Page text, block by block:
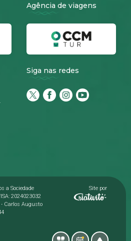
Agência de viagens
Siga nas redes
a Sociedade
2024023032
- Carlos Augusto
Site por